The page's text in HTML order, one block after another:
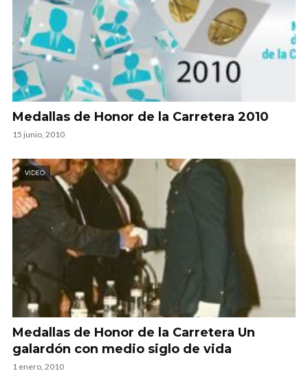
Medallas de Honor de la Carretera 2010
15 junio, 2010
VIDEO
Medallas de Honor de la Carretera Un
galardón con medio siglo de vida
1 enero, 2010